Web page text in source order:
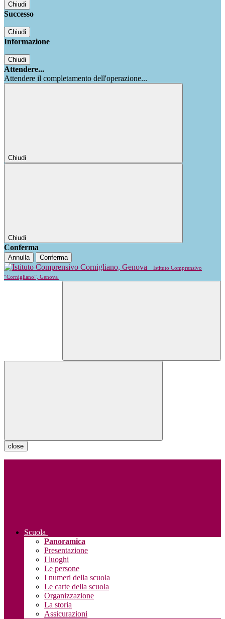
Chiudi
Successo
Chiudi
Informazione
Chiudi
Attendere...
Attendere il completamento dell'operazione...
Chiudi
Chiudi
Conferma
Annulla Conferma
Istituto Comprensivo
“Cornigliano”, Genova
close
Scuola
Panoramica
Presentazione
I luoghi
Le persone
I numeri della scuola
Le carte della scuola
Organizzazione
La storia
Assicurazioni